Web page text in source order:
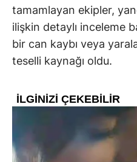
tamamlayan ekipler,
ilişkin detaylı inceleme
bir can kaybı veya
teselli kaynağı oldu.